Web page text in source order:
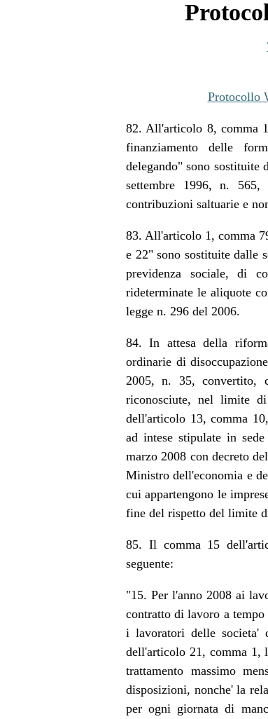
Protocollo
82. All'articolo 8, comma
finanziamento delle
delegando" sono sostituite
settembre 1996, n.
contribuzioni saltuarie e
83. All'articolo 1, comma
e 22" sono sostituite dalle
previdenza sociale, di
rideterminate le aliquote
legge n. 296 del 2006.
84. In attesa della
ordinarie di
2005, n. 35, convertito,
riconosciute, nel limite
dell'articolo 13, comma
ad intese stipulate in
marzo 2008 con decreto
Ministro dell'economia e
cui appartengono le
fine del rispetto del limite
85. Il comma 15
seguente:
"15. Per l'anno 2008 ai
contratto di lavoro a
i lavoratori delle societa'
dell'articolo 21, comma 1,
trattamento massimo
disposizioni, nonche' la
per ogni giornata di